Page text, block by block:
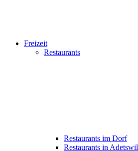
Freizeit
Restaurants
Restaurants im Dorf
Restaurants in Adetswil